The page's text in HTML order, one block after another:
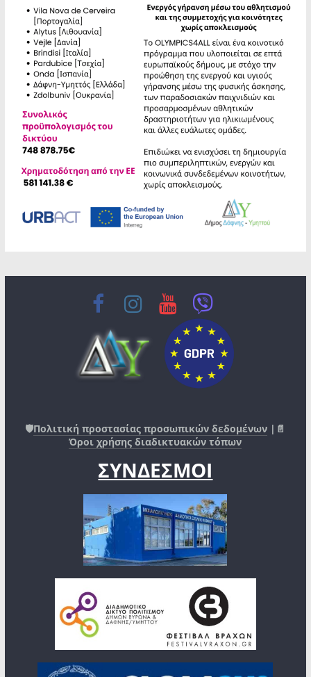
🛡️Πολιτική προστασίας προσωπικών δεδομένων |📄
Όροι χρήσης διαδικτυακών τόπων
ΣΥΝΔΕΣΜΟΙ